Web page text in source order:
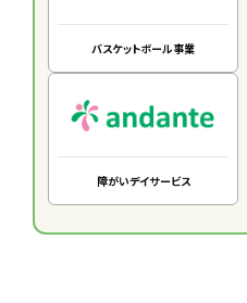
バスケットボール事業
障がいデイサービス